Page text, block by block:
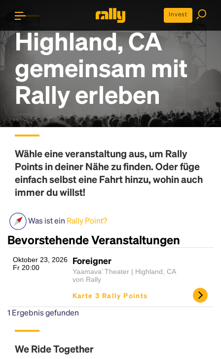
Invest
Highland, CA
gemeinsam mit
Rally erleben
Wähle eine veranstaltung aus, um Rally
Pointsin deiner Nähe zu finden. Oder füge
einfach selbst eine Fahrt hinzu, wohin auch
immer du willst!
Was ist ein Rally Point?
Bevorstehende Veranstaltungen
Oktober 23, 2026
Fr 20:00
Foreigner
Yaamava’ Theater | Highland, CA
von Rally
Karte 3 Rally Points
1 Ergebnis gefunden
We Ride Together